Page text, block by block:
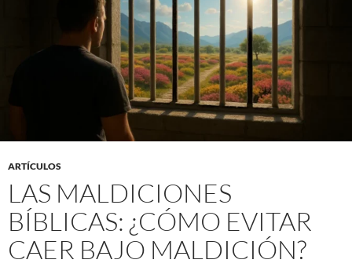
ARTÍCULOS
LAS MALDICIONES
BÍBLICAS: ¿CÓMO EVITAR
CAER BAJO MALDICIÓN?